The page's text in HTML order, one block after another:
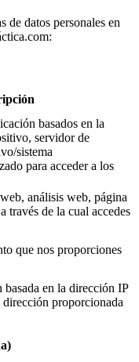
de datos personales en
basados en la
servidor de
sistema
para acceder a los
análisis web, página
través de la cual accedes
que nos proporciones
en la dirección IP
proporcionada